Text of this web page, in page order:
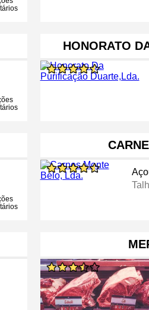
HONORATO